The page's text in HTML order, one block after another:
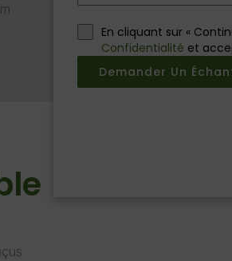
En cliquant sur «
Confidentialité et
Demander Un